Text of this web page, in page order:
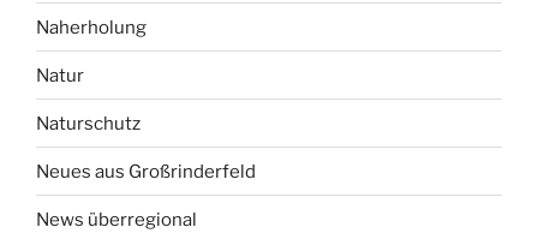
Naherholung
Natur
Naturschutz
Neues aus Großrinderfeld
News überregional